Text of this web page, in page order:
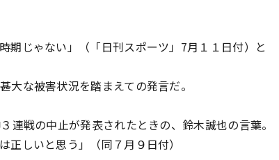
期じゃない」（「日刊スポーツ」7月１１日付）と
な被害状況を踏まえての発言だ。
戦の中止が発表されたときの、鈴木誠也の言葉。
正しいと思う」（同７月９日付）